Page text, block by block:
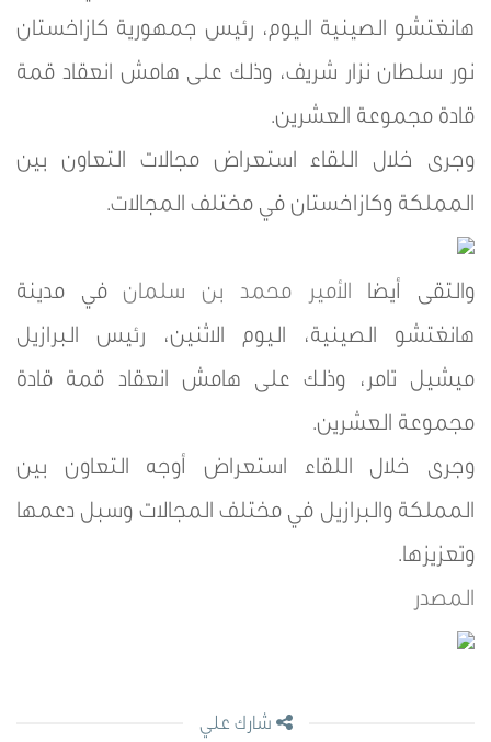
هانغتشو الصينية اليوم، رئيس جمهورية كازاخستان
نور سلطان نزار شريف، وذلك على هامش انعقاد قمة
قادة مجموعة العشرين.
وجرى خلال اللقاء استعراض مجالات التعاون بين
المملكة وكازاخستان في مختلف المجالات.
والتقى أيضا الأمير محمد بن سلمان في مدينة
هانغتشو الصينية، اليوم الاثنين، رئيس البرازيل
ميشيل تامر، وذلك على هامش انعقاد قمة قادة
مجموعة العشرين.
وجرى خلال اللقاء استعراض أوجه التعاون بين
المملكة والبرازيل في مختلف المجالات وسبل دعمها
وتعزيزها.
المصدر
شارك علي